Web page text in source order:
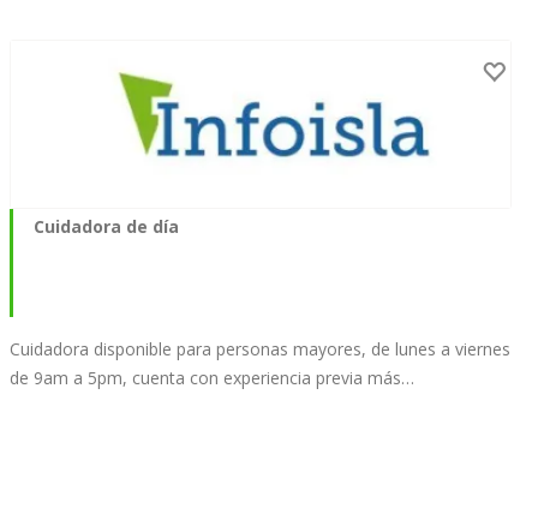
Cuidadora de día
Cuidadora disponible para personas mayores, de lunes a viernes
de 9am a 5pm, cuenta con experiencia previa más…